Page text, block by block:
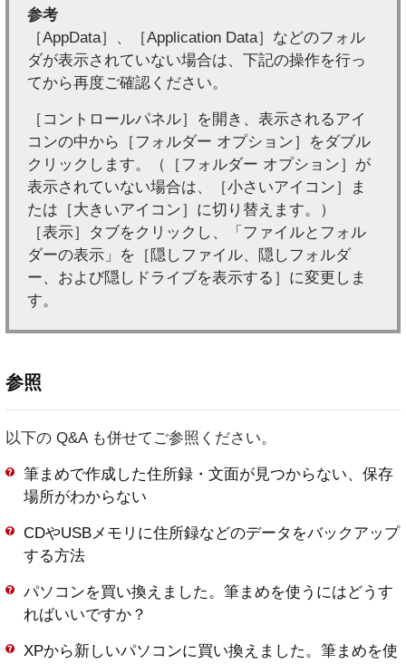
参考
［AppData］、［Application Data］などのフォル
ダが表示されていない場合は、下記の操作を行っ
てから再度ご確認ください。
［コントロールパネル］を開き、表示されるアイ
コンの中から［フォルダー オプション］をダブル
クリックします。（［フォルダー オプション］が
表示されていない場合は、［小さいアイコン］ま
たは［大きいアイコン］に切り替えます。）
［表示］タブをクリックし、「ファイルとフォル
ダーの表示」を［隠しファイル、隠しフォルダ
ー、および隠しドライブを表示する］に変更しま
す。
参照
以下の Q&A も併せてご参照ください。
筆まめで作成した住所録・文面が見つからない、保存
場所がわからない
CDやUSBメモリに住所録などのデータをバックアップ
する方法
パソコンを買い換えました。筆まめを使うにはどうす
ればいいですか？
XPから新しいパソコンに買い換えました。筆まめを使